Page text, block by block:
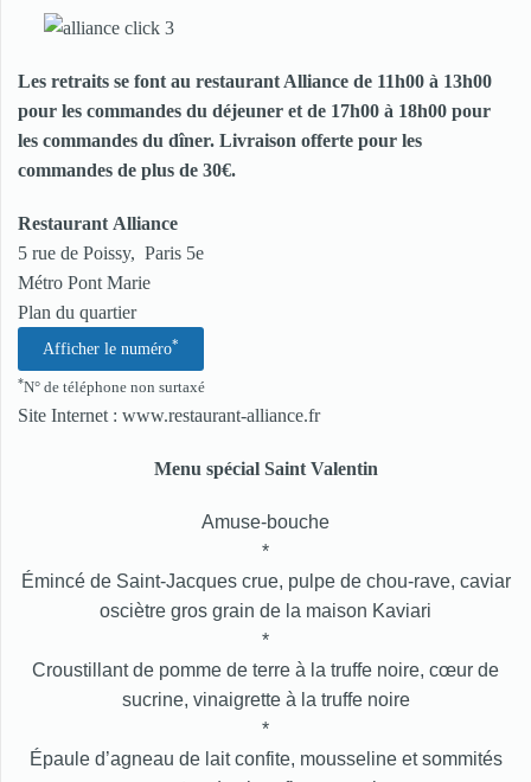
Les retraits se font au restaurant Alliance de 11h00 à 13h00
pour les commandes du déjeuner et de 17h00 à 18h00 pour
les commandes du dîner. Livraison offerte pour les
commandes de plus de 30€.
Restaurant Alliance
5 rue de Poissy, Paris 5e
Métro Pont Marie
Plan du quartier
Afficher le numéro*
*N° de téléphone non surtaxé
Site Internet : www.restaurant-alliance.fr
Menu spécial Saint Valentin
Amuse-bouche
*
Émincé de Saint-Jacques crue, pulpe de chou-rave, caviar
osciètre gros grain de la maison Kaviari
*
Croustillant de pomme de terre à la truffe noire, cœur de
sucrine, vinaigrette à la truffe noire
*
Épaule d’agneau de lait confite, mousseline et sommités